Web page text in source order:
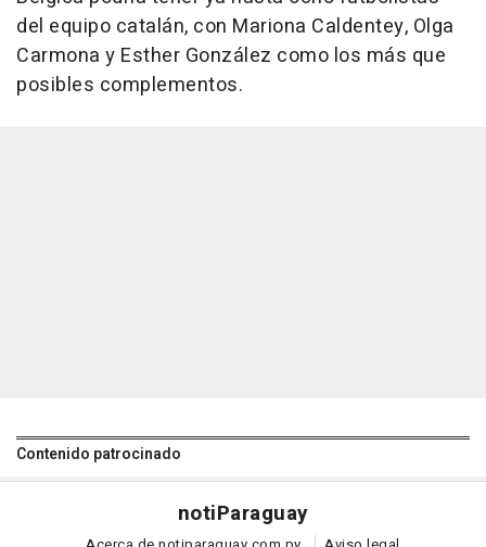
del equipo catalán, con Mariona Caldentey, Olga
Carmona y Esther González como los más que
posibles complementos.
Contenido patrocinado
notiParaguay